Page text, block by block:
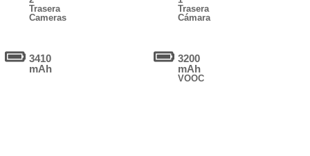
Trasera
Cameras
3410
mAh
Trasera
Cámara
3200
mAh
VOOC